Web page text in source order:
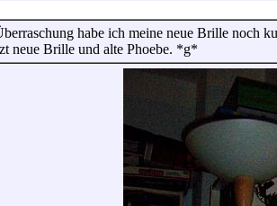
habe ich meine neue Brille noch
neue Brille und alte Phoebe. *g*